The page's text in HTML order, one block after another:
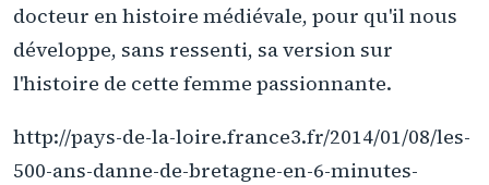
docteur en histoire médiévale, pour qu'il nous
développe, sans ressenti, sa version sur
l'histoire de cette femme passionnante.
http://pays-de-la-loire.france3.fr/2014/01/08/les-
500-ans-danne-de-bretagne-en-6-minutes-